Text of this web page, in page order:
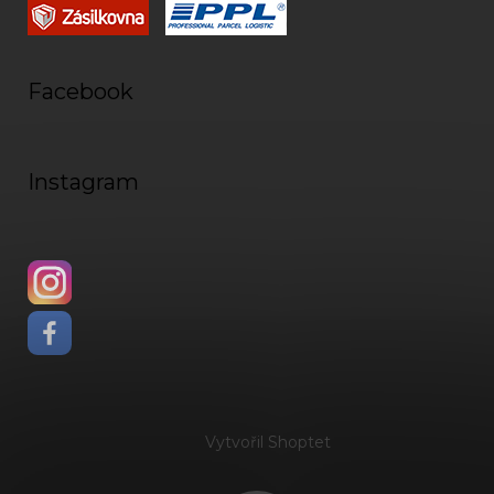
Facebook
Instagram
Vytvořil Shoptet